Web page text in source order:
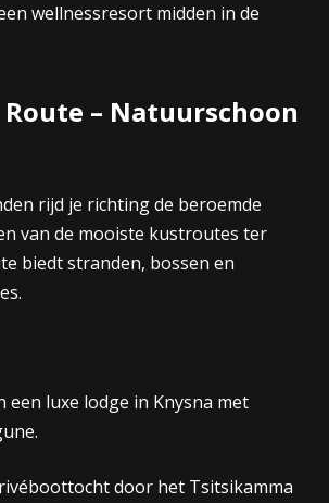
wellnessresort midden in de
Route – Natuurschoon
rijd je richting de beroemde
van de mooiste kustroutes ter
biedt stranden, bossen en
luxe lodge in Knysna met
door het Tsitsikamma